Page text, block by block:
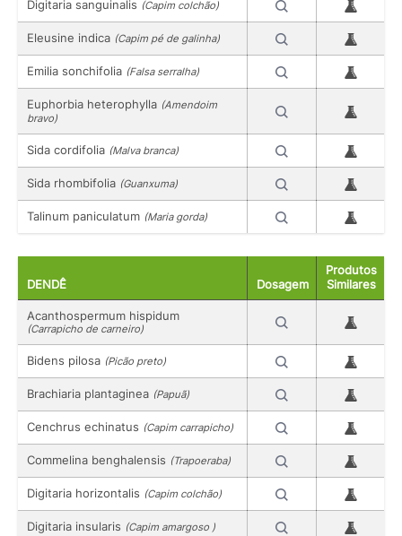
Digitaria sanguinalis (Capim colchão)
Eleusine indica (Capim pé de galinha)
Emilia sonchifolia (Falsa serralha)
Euphorbia heterophylla (Amendoim
bravo)
Sida cordifolia (Malva branca)
Sida rhombifolia (Guanxuma)
Talinum paniculatum (Maria gorda)
DENDÊ Dosagem
Produtos
Similares
Acanthospermum hispidum
(Carrapicho de carneiro)
Bidens pilosa (Picão preto)
Brachiaria plantaginea (Papuã)
Cenchrus echinatus (Capim carrapicho)
Commelina benghalensis (Trapoeraba)
Digitaria horizontalis (Capim colchão)
Digitaria insularis (Capim amargoso )